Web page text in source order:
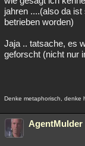
jahren ....(also da
betrieben worden)
Jaja .. tatsache, es
geforscht (nicht nur
Denke metaphorisch, denke
AgentMulder